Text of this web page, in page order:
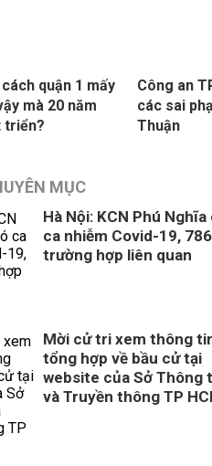
quận 1 mấy
mà 20 năm
triển?
Công an
các sai
Thuận
MỤC
Hà Nội: KCN Phú Nghĩa
ca nhiễm Covid-19, 786
trường hợp liên quan
Mời cử tri xem thông
tổng hợp về bầu cử tại
website của Sở Thông
và Truyền thông TP